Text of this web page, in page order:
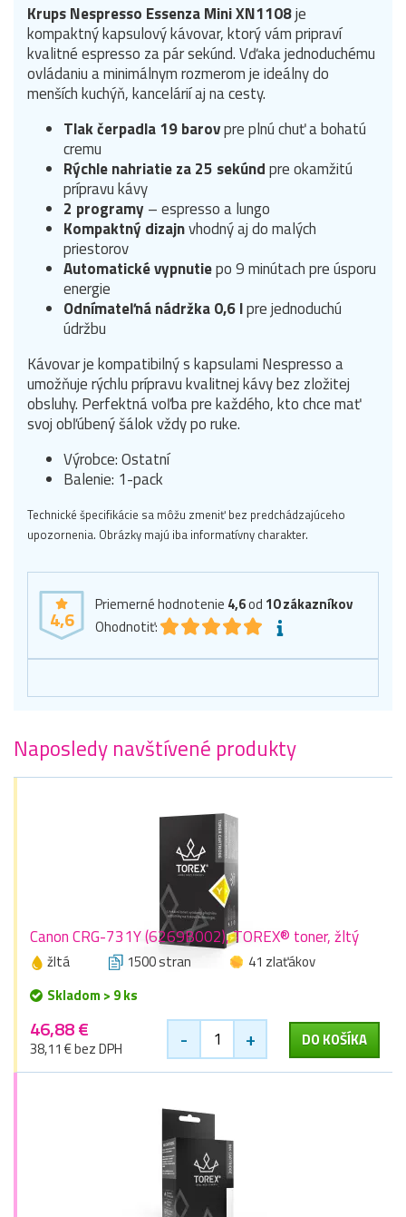
Krups Nespresso Essenza Mini XN1108je
kompaktný kapsulový kávovar, ktorý vám pripraví
kvalitné espresso za pár sekúnd. Vďaka jednoduchému
ovládaniu a minimálnym rozmerom je ideálny do
menších kuchýň, kancelárií aj na cesty.
Tlak čerpadla 19 barovpre plnú chuť a bohatú
cremu
Rýchle nahriatie za 25 sekúndpre okamžitú
prípravu kávy
2 programy– espresso a lungo
Kompaktný dizajnvhodný aj do malých
priestorov
Automatické vypnutiepo 9 minútach pre úsporu
energie
Odnímateľná nádržka 0,6 lpre jednoduchú
údržbu
Kávovar je kompatibilný s kapsulami Nespresso a
umožňuje rýchlu prípravu kvalitnej kávy bez zložitej
obsluhy. Perfektná voľba pre každého, kto chce mať
svoj obľúbený šálok vždy po ruke.
Výrobce: Ostatní
Balenie: 1-pack
Technické špecifikácie sa môžu zmeniť bez predchádzajúceho
upozornenia. Obrázky majú iba informatívny charakter.
4,6
Priemerné hodnotenie 4,6od 10zákazníkov
Ohodnotiť:
Naposledy navštívené produkty
Canon CRG-731Y (6269B002), TOREX® toner, žltý
žltá 1500 stran
41 zlaťákov
Skladom > 9 ks
46,88 €
38,11 € bez DPH - + DO KOŠÍKA